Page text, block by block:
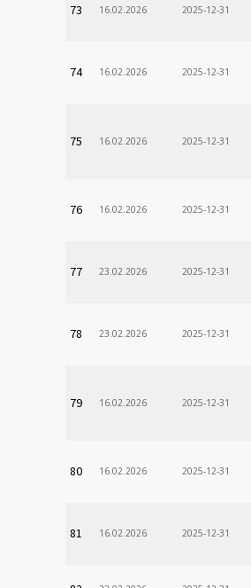
73 16.02.2026 2025-12-31
74 16.02.2026 2025-12-31
75 16.02.2026 2025-12-31
76 16.02.2026 2025-12-31
77 23.02.2026 2025-12-31
78 23.02.2026 2025-12-31
79 16.02.2026 2025-12-31
80 16.02.2026 2025-12-31
81 16.02.2026 2025-12-31